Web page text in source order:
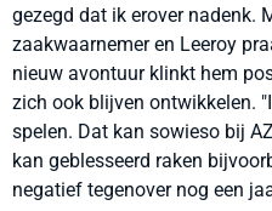
gezegd dat ik erover nadenk.
zaakwaarnemer en Leeroy
nieuw avontuur klinkt hem
zich ook blijven ontwikkelen.
spelen. Dat kan sowieso bij
kan geblesseerd raken
negatief tegenover nog een